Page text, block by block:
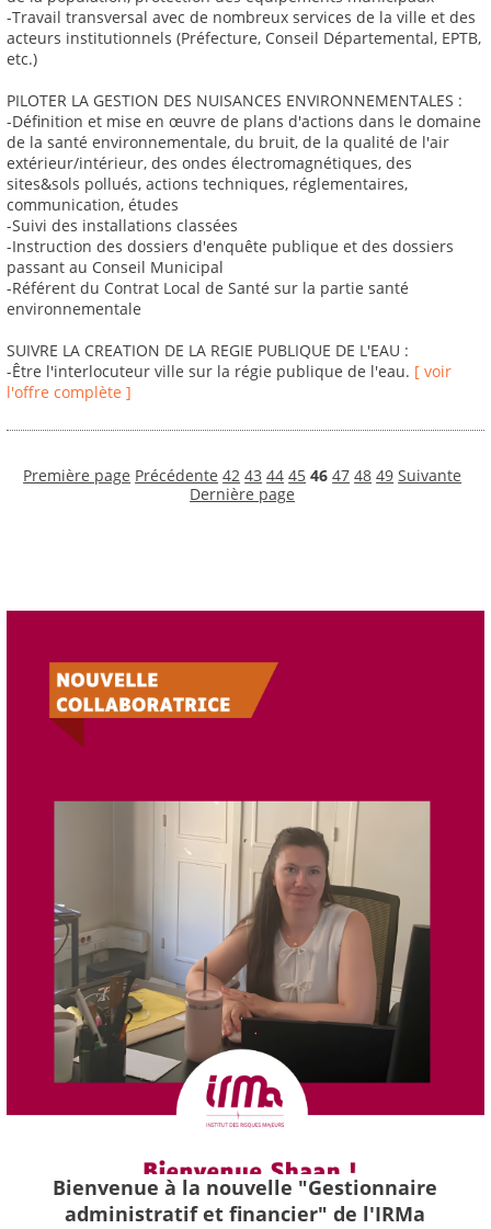
-Travail transversal avec de nombreux services de la ville et des
acteurs institutionnels (Préfecture, Conseil Départemental, EPTB,
etc.)
PILOTER LA GESTION DES NUISANCES ENVIRONNEMENTALES :
-Définition et mise en œuvre de plans d'actions dans le domaine
de la santé environnementale, du bruit, de la qualité de l'air
extérieur/intérieur, des ondes électromagnétiques, des
sites&sols pollués, actions techniques, réglementaires,
communication, études
-Suivi des installations classées
-Instruction des dossiers d'enquête publique et des dossiers
passant au Conseil Municipal
-Référent du Contrat Local de Santé sur la partie santé
environnementale
SUIVRE LA CREATION DE LA REGIE PUBLIQUE DE L'EAU :
-Être l'interlocuteur ville sur la régie publique de l'eau. [ voir
l'offre complète ]
Première page Précédente 42 43 44 45 46 47 48 49 Suivante
Dernière page
Bienvenue à la nouvelle "Gestionnaire
administratif et financier" de l'IRMa